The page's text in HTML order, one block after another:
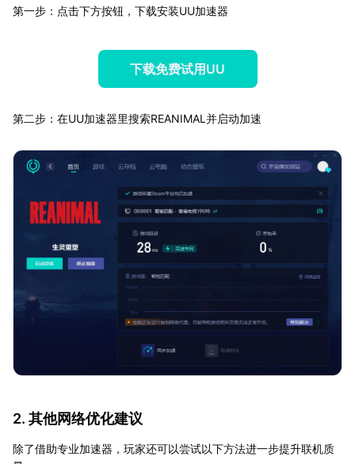
第一步：点击下方按钮，下载安装UU加速器
下载免费试用UU
第二步：在UU加速器里搜索REANIMAL并启动加速
2. 其他网络优化建议
除了借助专业加速器，玩家还可以尝试以下方法进一步提升联机质